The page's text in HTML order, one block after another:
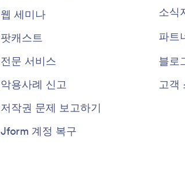
웹 세미나
팟캐스트
전문 서비스
악용사례 신고
저작권 문제 보고하기
Jform 계정 복구
소식
파트
블로
고객